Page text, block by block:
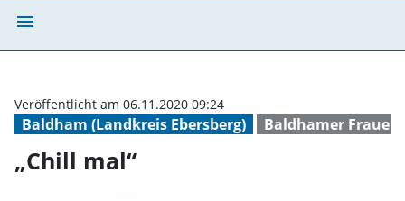
menu
Baldham (Landkreis Ebersberg) Baldhamer
Veröffentlicht am 06.11.2020 09:24
„Chill mal“